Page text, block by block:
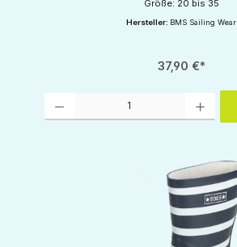
Größe: 20 bis 35
Hersteller: BMS Sailing Wear
37,90 €*